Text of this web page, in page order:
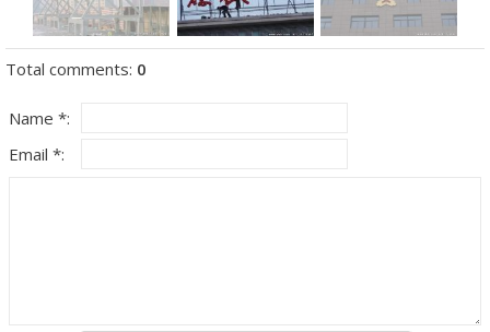
Total comments: 0
Name *:
Email *: